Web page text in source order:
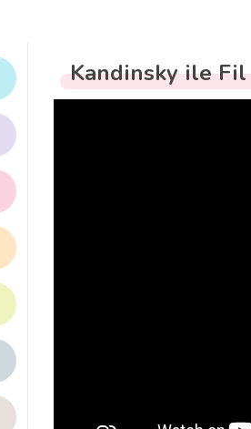
Kandinsky ile Fil